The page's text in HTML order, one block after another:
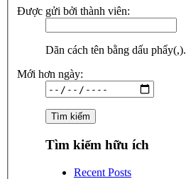
Được gửi bởi thành viên:
Dãn cách tên bằng dấu phẩy(,).
Mới hơn ngày:
Tìm kiếm hữu ích
Recent Posts